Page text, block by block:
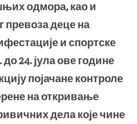
одмора, као и
превоза деце на
и спортске
до 24. јула ове године
појачане контроле
на откривање
дела које чине